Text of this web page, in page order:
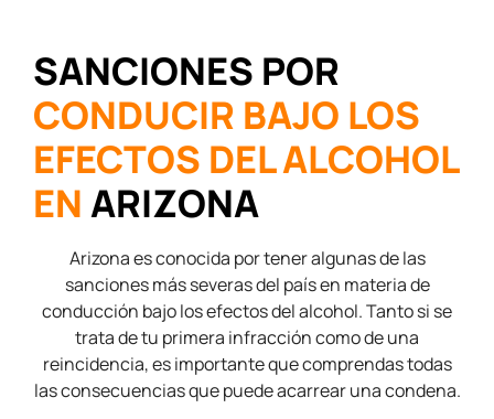
SANCIONES POR
CONDUCIR BAJO LOS
EFECTOS DEL ALCOHOL
ENARIZONA
Arizona es conocida por tener algunas de las
sanciones más severas del país en materia de
conducción bajo los efectos del alcohol. Tanto si se
trata de tu primera infracción como de una
reincidencia, es importante que comprendas todas
las consecuencias que puede acarrear una condena.